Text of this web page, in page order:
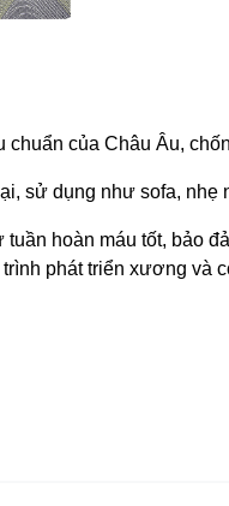
của Châu Âu,
sử dụng như sofa,
hoàn máu tốt, bảo
phát triển xương và